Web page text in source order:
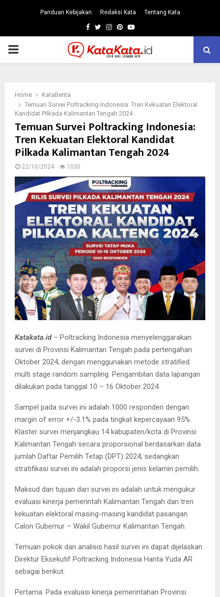
Panduan Kebijakan Redaksi Kata Tentang Kata
Facebook
TwitterInstagram
Pinterest
Youtube
PRIMARY
Home
KataBerita
Temuan Survei Poltracking Indonesia: Tren Kekuatan Elektoral
Kandidat Pilkada Kalimantan Tengah 2024
Temuan Survei Poltracking Indonesia:
Tren Kekuatan Elektoral Kandidat
Pilkada Kalimantan Tengah 2024
22/10/2024 1030
Katakata.id– Poltracking Indonesia menyelenggarakan
survei di Provinsi Kalimantan Tengah pada pertengahan
Oktober 2024, dengan menggunakan metode stratified
multi stage random sampling. Pengambilan data lapangan
dilakukan pada tanggal 10 – 16 Oktober 2024.
Sampel pada survei ini adalah 1000 responden dengan
margin of error +/-3.1% pada tingkat kepercayaan 95%.
Klaster survei menjangkau 14 kabupaten/kota di Provinsi
Kalimantan Tengah secara proporsional berdasarkan data
jumlah Daftar Pemilih Tetap (DPT) 2024, sedangkan
stratifikasi survei ini adalah proporsi jenis kelamin pemilih.
Maksud dan tujuan dari survei ini adalah untuk mengukur
evaluasi kinerja pemerintah Kalimantan Tengah dan tren
kekuatan elektoral masing-masing kandidat pasangan
Calon Gubernur – Wakil Gubernur Kalimantan Tengah.
Temuan pokok dan analisis hasil survei ini dapat dijelaskan
Direktur Eksekutif Poltracking Indonesia Hanta Yuda AR
sebagai berikut:
Pertama. Pada evaluasi kinerja pemerintahan Provinsi